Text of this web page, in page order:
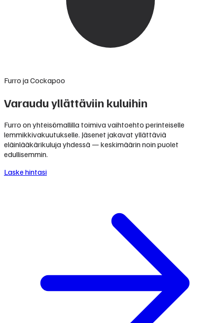
Furro ja Cockapoo
Varaudu yllättäviin kuluihin
Furro on yhteisömallilla toimiva vaihtoehto perinteiselle
lemmikkivakuutukselle. Jäsenet jakavat yllättäviä
eläinlääkärikuluja yhdessä — keskimäärin noin puolet
edullisemmin.
Laske hintasi